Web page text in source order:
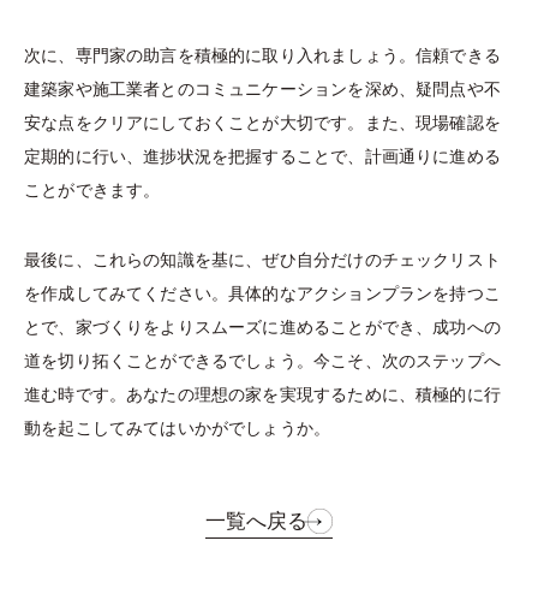
次に、専門家の助言を積極的に取り入れましょう。信頼できる
建築家や施工業者とのコミュニケーションを深め、疑問点や不
安な点をクリアにしておくことが大切です。また、現場確認を
定期的に行い、進捗状況を把握することで、計画通りに進める
ことができます。
最後に、これらの知識を基に、ぜひ自分だけのチェックリスト
を作成してみてください。具体的なアクションプランを持つこ
とで、家づくりをよりスムーズに進めることができ、成功への
道を切り拓くことができるでしょう。今こそ、次のステップへ
進む時です。あなたの理想の家を実現するために、積極的に行
動を起こしてみてはいかがでしょうか。
一覧へ戻る